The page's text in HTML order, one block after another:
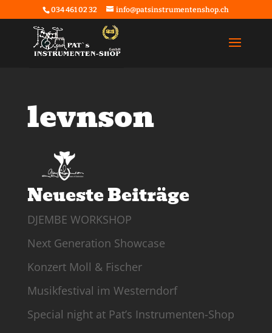
034 461 02 32 info@patsinstrumentenshop.ch
levnson
Neueste Beiträge
DJEMBE WORKSHOP
Next Generation Showcase
Konzert Moll & Fischer
Musikfestival im Westerndorf
Special night at Pat’s Instrumenten-Shop